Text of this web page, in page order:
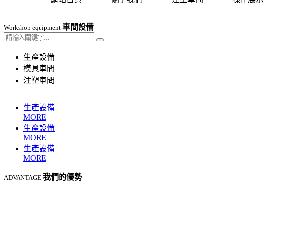
Workshop equipment 車間設備
生產設備
模具車間
注塑車間
生產設備
MORE
生產設備
MORE
生產設備
MORE
ADVANTAGE 我們的優勢